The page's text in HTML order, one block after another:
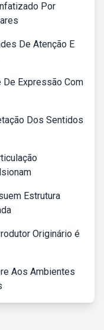
Por
De Atenção E
De Expressão Com
Dos Sentidos
Estrutura
Originário é
Aos Ambientes